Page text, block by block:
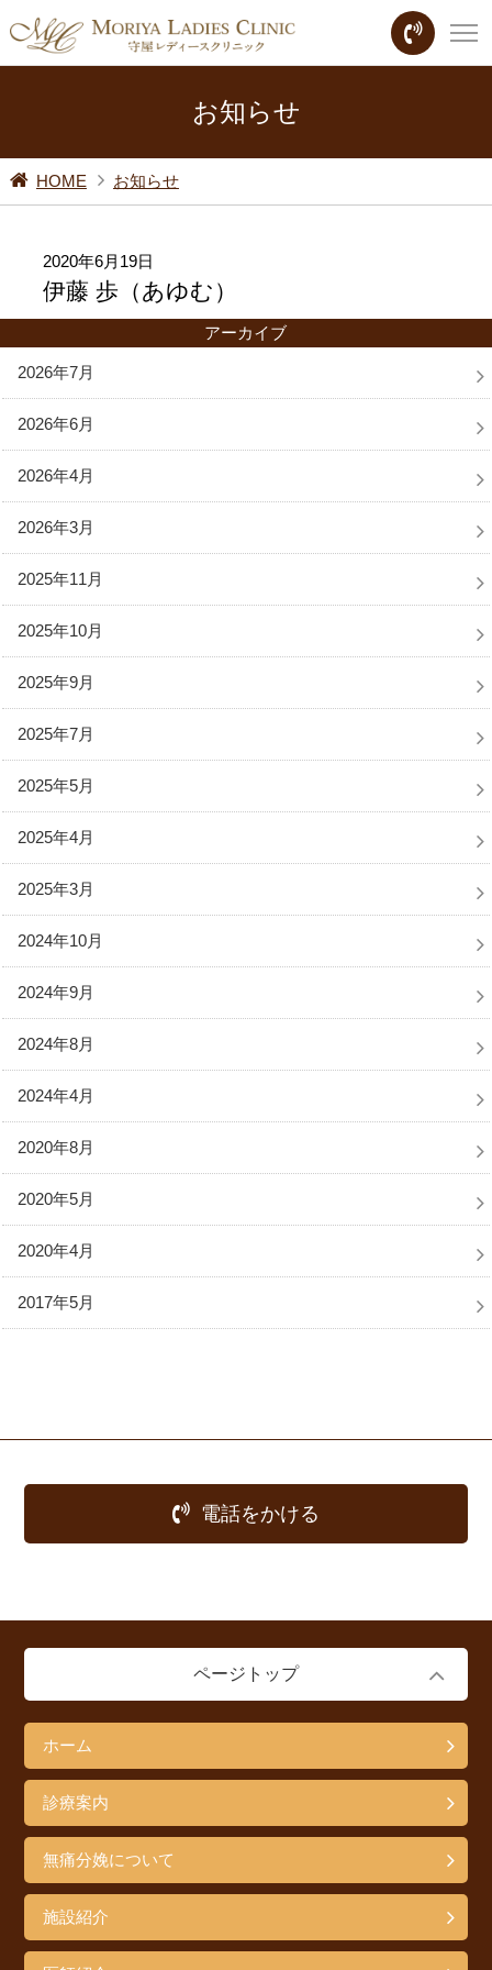
お知らせ
HOME お知らせ
2020年6月19日
伊藤 歩（あゆむ）
アーカイブ
2026年7月
2026年6月
2026年4月
2026年3月
2025年11月
2025年10月
2025年9月
2025年7月
2025年5月
2025年4月
2025年3月
2024年10月
2024年9月
2024年8月
2024年4月
2020年8月
2020年5月
2020年4月
2017年5月
電話をかける
ページトップ
ホーム
診療案内
無痛分娩について
施設紹介